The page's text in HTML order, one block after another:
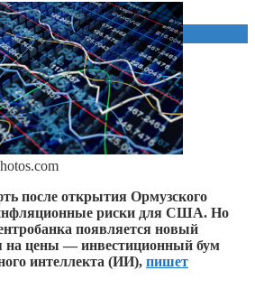
после открытия Ормузского
риски для США. Но
появляется новый
на цены — инвестиционный бум
интеллекта (ИИ), пишет